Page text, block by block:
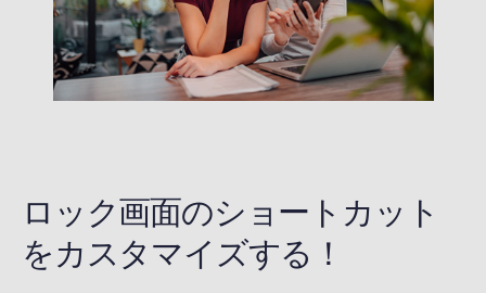
ロック画面のショートカット
をカスタマイズする！